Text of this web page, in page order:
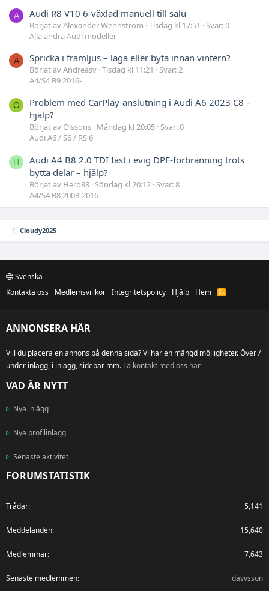
A Audi R8 V10 6-växlad manuell till salu
Börjat av Alexander Wennström Tisdag kl 17:51
Svar: 0
Alla andra Audi modeller
A Spricka i framljus – laga eller byta innan vintern?
Börjat av Andreasv Tisdag kl 11:21
Svar: 2
A4/S4 B9 2016-
O
Problem med CarPlay-anslutning i Audi A6 2023 C8 –
hjälp?
Börjat av Olssons Måndag kl 20:05 Svar: 0
Audi A6 / S6 / RS 6
H
Audi A4 B8 2.0 TDI fast i evig DPF-förbränning trots
bytta delar – hjälp?
Börjat av Hero88 Söndag kl 20:12 Svar: 8
A4/S4 B8 2008-2016
Cloudy2025
Svenska
Kontakta oss
Medlemsvillkor Integritetspolicy Hjälp Hem
R
ANNONSERA HÄR
Vill du placera en annons på denna sida? Vi har en mängd möjligheter. Över /
under inlägg, i inlägg, sidebar mm.Ta kontakt med oss här
VAD ÄR NYTT
Nya inlägg
Nya profilinlägg
Senaste aktivitet
FORUMSTATISTIK
Trådar 5,141
Meddelanden 15,640
Medlemmar 7,643
Senaste medlemmen davvsson